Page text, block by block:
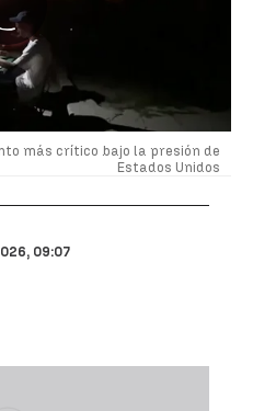
más crítico bajo la presión de
Estados Unidos
09:07